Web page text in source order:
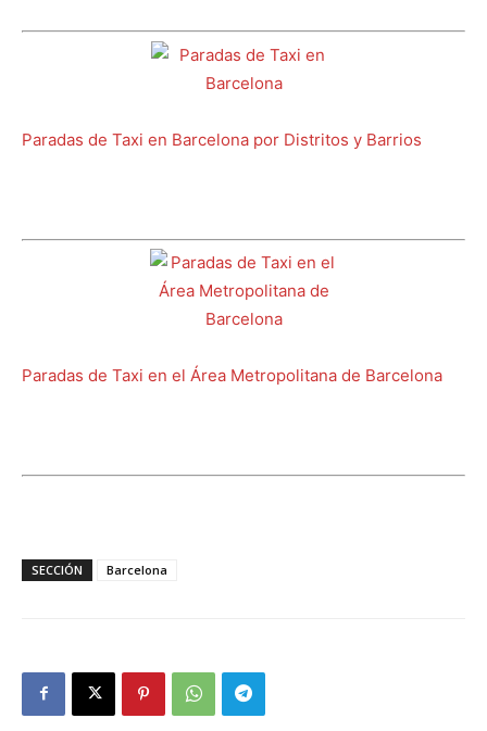
Paradas de Taxi en Barcelona por Distritos y Barrios
Paradas de Taxi en el Área Metropolitana de Barcelona
SECCIÓN Barcelona